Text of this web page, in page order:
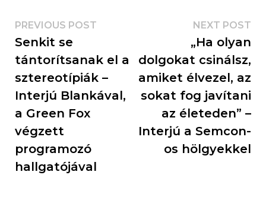
PREVIOUS POST
Senkit se
tántorítsanak el a
sztereotípiák –
Interjú Blankával,
a Green Fox
végzett
programozó
hallgatójával
NEXT POST
„Ha olyan
dolgokat csinálsz,
amiket élvezel, az
sokat fog javítani
az életeden” –
Interjú a Semcon-
os hölgyekkel